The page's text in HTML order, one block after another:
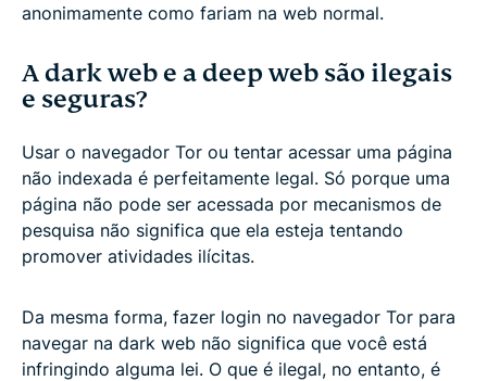
anonimamente como fariam na web normal.
A dark web e a deep web são ilegais
e seguras?
Usar o navegador Tor ou tentar acessar uma página
não indexada é perfeitamente legal. Só porque uma
página não pode ser acessada por mecanismos de
pesquisa não significa que ela esteja tentando
promover atividades ilícitas.
Da mesma forma, fazer login no navegador Tor para
navegar na dark web não significa que você está
infringindo alguma lei. O que é ilegal, no entanto, é